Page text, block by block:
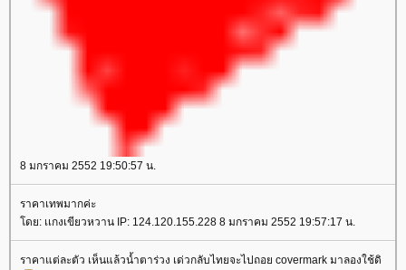
8 มกราคม 2552 19:50:57 น.
ราคาเทพมากค่ะ
ดย: เเกงเขียวหวาน IP: 124.120.155.228 8 มกราคม 2552 19:57:17 น.
ราคาแต่ละตัว เห็นแล้วน้ำตาร่วง เด่วกลับไทยจะไปถอย covermark มาลองใช้ดิ